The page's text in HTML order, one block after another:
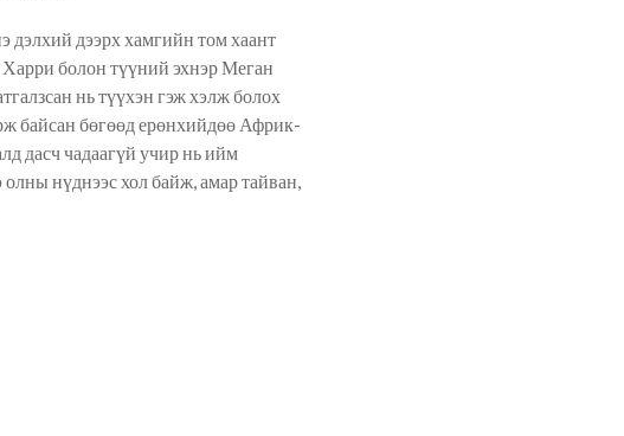
дээрх хамгийн том хаант
болон түүний эхнэр Меган
нь түүхэн гэж хэлж болох
байсан бөгөөд ерөнхийдөө Африк-
дасч чадаагүй учир нь ийм
нүднээс хол байж, амар тайван,